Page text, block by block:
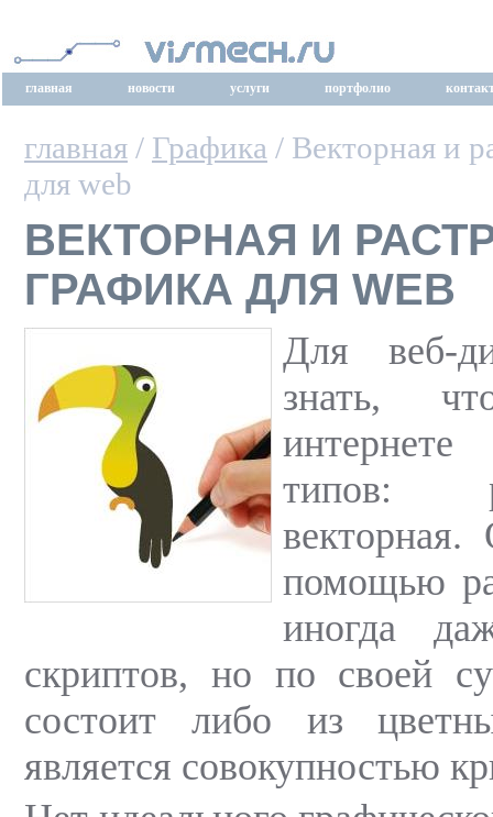
главная новости услуги портфолио
главная / Графика / Векторная и
для web
ВЕКТОРНАЯ И
ГРАФИКА ДЛЯ WEB
Для веб-
знать,
типов:
векторная.
помощью
иногда
скриптов, но по своей
состоит либо из
является совокупностью